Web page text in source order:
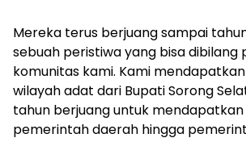
Mereka terus berjuang sampai
sebuah peristiwa yang bisa dibilang
komunitas kami. Kami mendapatkan
wilayah adat dari Bupati Sorong
tahun berjuang untuk
pemerintah daerah hingga